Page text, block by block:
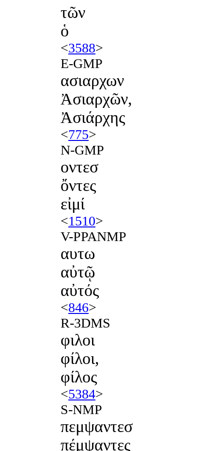
τῶν
ὁ
<3588>
E-GMP
ασιαρχων
Ἀσιαρχῶν,
Ἀσιάρχης
<775>
N-GMP
οντεσ
ὄντες
εἰμί
<1510>
V-PPANMP
αυτω
αὐτῷ
αὐτός
<846>
R-3DMS
φιλοι
φίλοι,
φίλος
<5384>
S-NMP
πεμψαντεσ
πέμψαντες